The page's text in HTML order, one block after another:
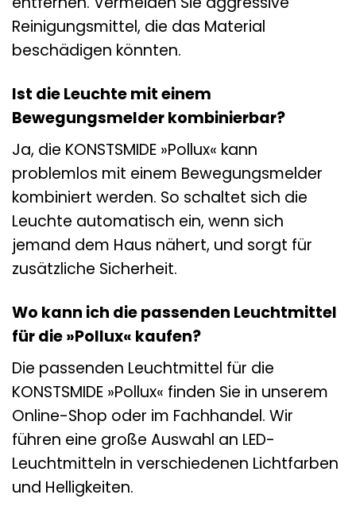
Reinigungsmittel, die das Material
beschädigen könnten.
Ist die Leuchte mit einem
Bewegungsmelder kombinierbar?
Ja, die KONSTSMIDE »Pollux« kann
problemlos mit einem Bewegungsmelder
kombiniert werden. So schaltet sich die
Leuchte automatisch ein, wenn sich
jemand dem Haus nähert, und sorgt für
zusätzliche Sicherheit.
Wo kann ich die passenden Leuchtmittel
für die »Pollux« kaufen?
Die passenden Leuchtmittel für die
KONSTSMIDE »Pollux« finden Sie in unserem
Online-Shop oder im Fachhandel. Wir
führen eine große Auswahl an LED-
Leuchtmitteln in verschiedenen Lichtfarben
und Helligkeiten.